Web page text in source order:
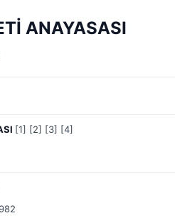
ANAYASASI
[1] [2] [3] [4]